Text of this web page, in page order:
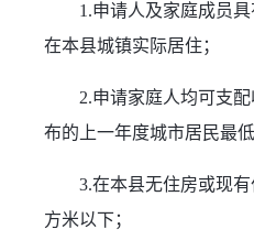
1.申请人及家庭成员
在本县城镇实际居住；
2.申请家庭人均可支
布的上一年度城市居民最
3.在本县无住房或现
方米以下；